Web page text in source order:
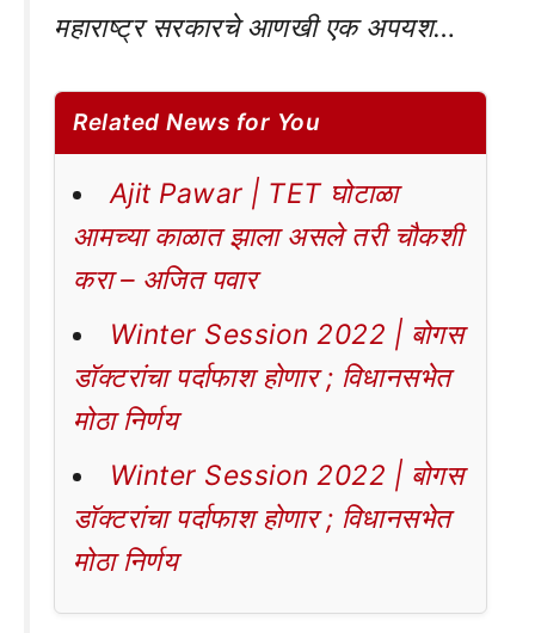
महाराष्ट्र सरकारचे आणखी एक अपयश…
Related News for You
Ajit Pawar | TET घोटाळा
आमच्या काळात झाला असले तरी चौकशी
करा – अजित पवार
Winter Session 2022 | बोगस
डॉक्टरांचा पर्दाफाश होणार ; विधानसभेत
मोठा निर्णय
Winter Session 2022 | बोगस
डॉक्टरांचा पर्दाफाश होणार ; विधानसभेत
मोठा निर्णय